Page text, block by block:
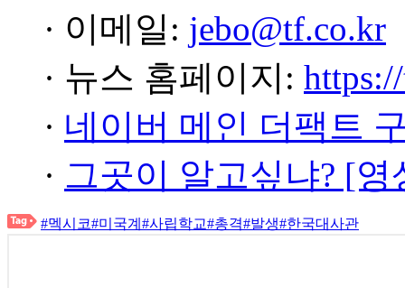
· 이메일: jebo@tf.co.kr
· 뉴스 홈페이지:
· 네이버 메인 더팩트
· 그곳이 알고싶냐? [
#멕시코#미국계 #사립학교#총격#발생#한국대사관